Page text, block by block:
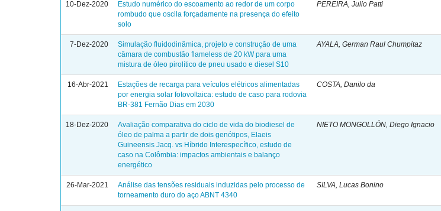
10-Dez-2020
Estudo numérico do escoamento ao redor de um corpo
rombudo que oscila forçadamente na presença do efeito
solo
PEREIRA, Julio Patti
7-Dez-2020
Simulação fluidodinâmica, projeto e construção de uma
câmara de combustão flameless de 20 kW para uma
mistura de óleo pirolítico de pneu usado e diesel S10
AYALA, German Raul Chumpitaz
16-Abr-2021
Estações de recarga para veículos elétricos alimentadas
por energia solar fotovoltaica: estudo de caso para rodovia
BR-381 Fernão Dias em 2030
COSTA, Danilo da
18-Dez-2020
Avaliação comparativa do ciclo de vida do biodiesel de
óleo de palma a partir de dois genótipos, Elaeis
Guineensis Jacq. vs Híbrido Interespecífico, estudo de
caso na Colômbia: impactos ambientais e balanço
energético
NIETO MONGOLLÓN, Diego Ignacio
26-Mar-2021
Análise das tensões residuais induzidas pelo processo de
torneamento duro do aço ABNT 4340
SILVA, Lucas Bonino